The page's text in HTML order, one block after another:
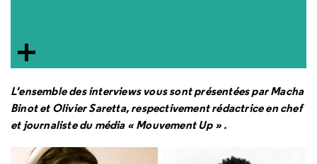
L'ensemble des interviews vous sont présentées par Macha
Binot et Olivier Saretta, respectivement rédactrice en chef
et journaliste du média « Mouvement Up » .